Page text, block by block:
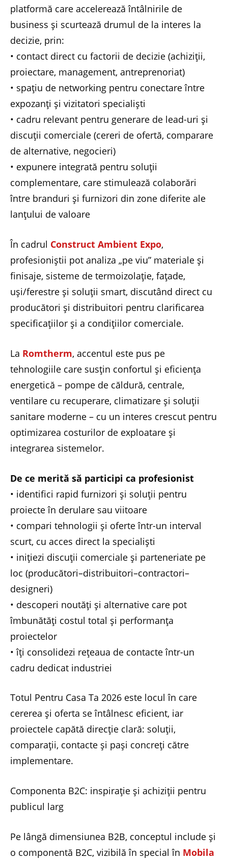
platformă care accelerează întâlnirile de
business și scurtează drumul de la interes la
decizie, prin:
• contact direct cu factorii de decizie (achiziții,
proiectare, management, antreprenoriat)
• spațiu de networking pentru conectare între
expozanți și vizitatori specialiști
• cadru relevant pentru generare de lead-uri și
discuții comerciale (cereri de ofertă, comparare
de alternative, negocieri)
• expunere integrată pentru soluții
complementare, care stimulează colaborări
între branduri și furnizori din zone diferite ale
lanțului de valoare
În cadrul Construct Ambient Expo,
profesioniștii pot analiza „pe viu” materiale și
finisaje, sisteme de termoizolație, fațade,
uși/ferestre și soluții smart, discutând direct cu
producători și distribuitori pentru clarificarea
specificațiilor și a condițiilor comerciale.
La Romtherm, accentul este pus pe
tehnologiile care susțin confortul și eficiența
energetică – pompe de căldură, centrale,
ventilare cu recuperare, climatizare și soluții
sanitare moderne – cu un interes crescut pentru
optimizarea costurilor de exploatare și
integrarea sistemelor.
De ce merită să participi ca profesionist
• identifici rapid furnizori și soluții pentru
proiecte în derulare sau viitoare
• compari tehnologii și oferte într-un interval
scurt, cu acces direct la specialiști
• inițiezi discuții comerciale și parteneriate pe
loc (producători–distribuitori–contractori–
designeri)
• descoperi noutăți și alternative care pot
îmbunătăți costul total și performanța
proiectelor
• îți consolidezi rețeaua de contacte într-un
cadru dedicat industriei
Totul Pentru Casa Ta 2026 este locul în care
cererea și oferta se întâlnesc eficient, iar
proiectele capătă direcție clară: soluții,
comparații, contacte și pași concreți către
implementare.
Componenta B2C: inspirație și achiziții pentru
publicul larg
Pe lângă dimensiunea B2B, conceptul include și
o componentă B2C, vizibilă în special în Mobila